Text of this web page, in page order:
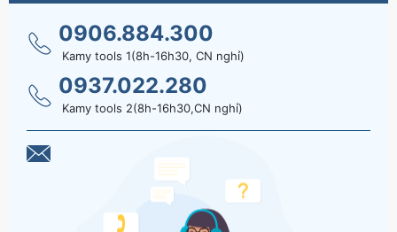
0906.884.300
Kamy tools 1(8h-16h30, CN nghỉ)
0937.022.280
Kamy tools 2(8h-16h30,CN nghỉ)